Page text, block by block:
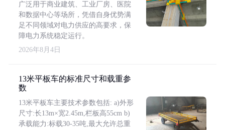
广泛用于商业建筑、工业厂房、医院
和数据中心等场所，凭借自身优势满
足不同领域对电力供应的高要求，保
障电力系统稳定运行。
2026年8月4日
13米平板车的标准尺寸和载重参
数
13米平板车主要技术参数包括: a)外形
尺寸:长13m×宽2.45m,栏板高55cm b)
承载能力:标载30-35吨,最大允许总重